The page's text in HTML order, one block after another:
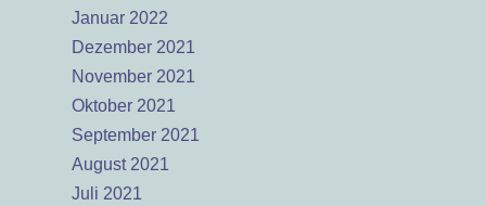
Januar 2022
Dezember 2021
November 2021
Oktober 2021
September 2021
August 2021
Juli 2021